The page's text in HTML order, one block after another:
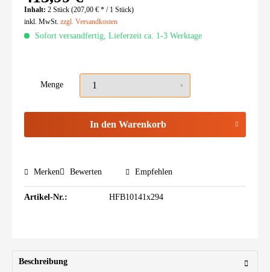
Inhalt: 2 Stück (207,00 € * / 1 Stück)
inkl. MwSt. zzgl. Versandkosten
Sofort versandfertig, Lieferzeit ca. 1-3 Werktage
Menge
In den Warenkorb
Merken Bewerten Empfehlen
Artikel-Nr.: HFB10141x294
Beschreibung